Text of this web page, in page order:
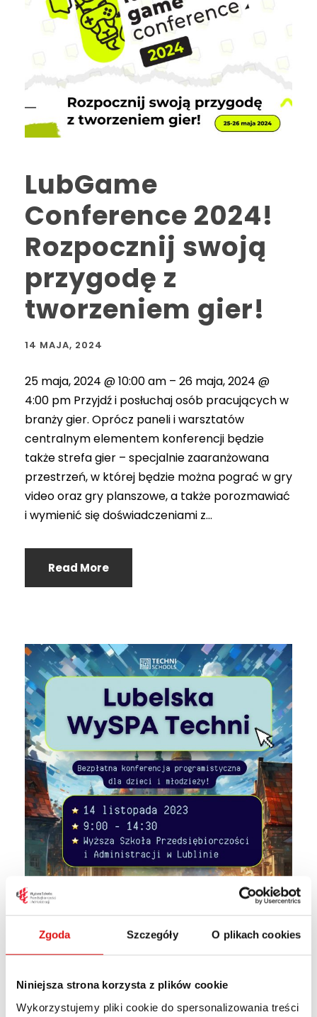
Zgoda Szczegóły O plikach cookies
Niniejsza strona korzysta z plików cookie
Wykorzystujemy pliki cookie do spersonalizowania treści
LubGame
Conference 2024!
Rozpocznij swoją
przygodę z
tworzeniem gier!
14 MAJA, 2024
25 maja, 2024 @ 10:00 am – 26 maja, 2024 @
4:00 pm Przyjdź i posłuchaj osób pracujących w
branży gier. Oprócz paneli i warsztatów
centralnym elementem konferencji będzie
także strefa gier – specjalnie zaaranżowana
przestrzeń, w której będzie można pograć w gry
video oraz gry planszowe, a także porozmawiać
i wymienić się doświadczeniami z...
Read More